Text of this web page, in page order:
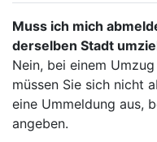
Muss ich mich
derselben Stadt
Nein, bei einem
müssen Sie sich nicht
eine Ummeldung aus,
angeben.